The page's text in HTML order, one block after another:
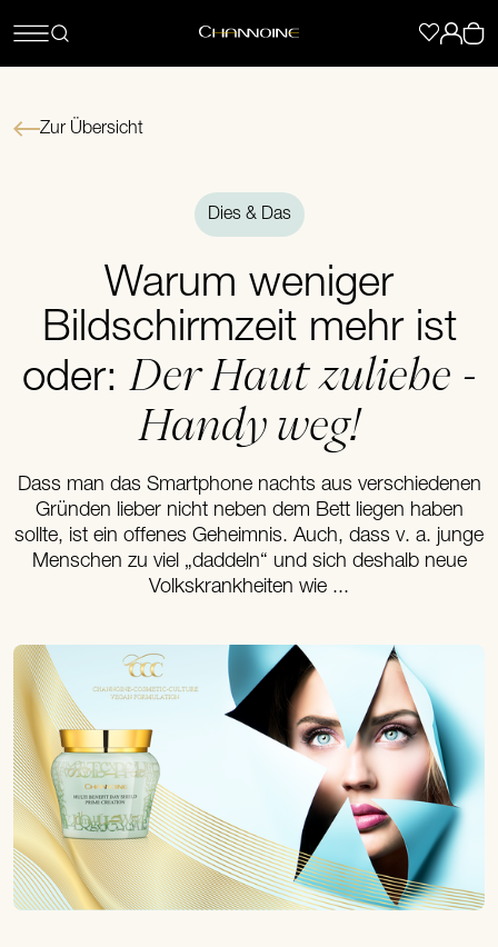
Zur Übersicht
Dies & Das
Warum weniger
Bildschirmzeit mehr ist
oder:Der Haut zuliebe -
Handy weg!
Dass man das Smartphone nachts aus verschiedenen
Gründen lieber nicht neben dem Bett liegen haben
sollte, ist ein offenes Geheimnis. Auch, dass v. a. junge
Menschen zu viel „daddeln“ und sich deshalb neue
Volkskrankheiten wie ...